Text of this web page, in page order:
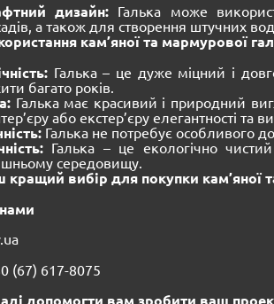
дизайн: Галька може
а також для створення штучних
кам’яної та мармурової
Галька – це дуже міцний і
багато років.
Галька має красивий і природний
або екстер’єру елегантності та
Галька не потребує особливого
Галька – це екологічно
середовищу.
кращий вибір для покупки кам’яної
(67) 617-8075